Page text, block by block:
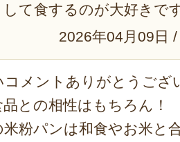
て食するのが大好きで
2026年04月09日 /
コメントありがとうござ
との相性はもちろん！
米粉パンは和食やお米と